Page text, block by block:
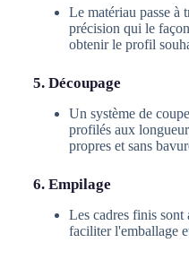
Le matériau passe à
précision qui le
obtenir le profil
5. Découpage
Un système de
profilés aux
propres et sans
6. Empilage
Les cadres finis sont
faciliter l'emballage